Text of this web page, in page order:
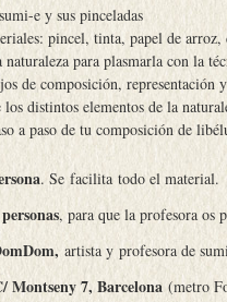
e y sus pinceladas
pincel, tinta, papel de
para plasmarla con la
de composición, representación
distintos elementos de la
a paso de tu composición de
. Se facilita todo el material.
, para que la profesora os
artista y profesora de
Montseny 7, Barcelona (metro